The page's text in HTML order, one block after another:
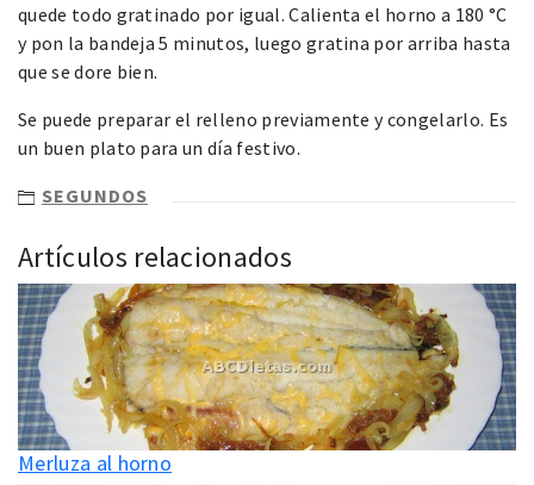
quede todo gratinado por igual. Calienta el horno a 180 °C
y pon la bandeja 5 minutos, luego gratina por arriba hasta
que se dore bien.
Se puede preparar el relleno previamente y congelarlo. Es
un buen plato para un día festivo.
SEGUNDOS
Artículos relacionados
Merluza al horno